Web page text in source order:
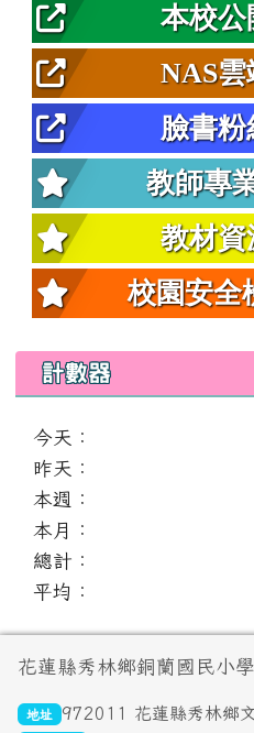
本校公
NAS
臉書
教師專
教材資
校園安全
計數器
今天：
昨天：
本週：
本月：
總計：
平均：
頁尾區域內容
花蓮縣秀林鄉銅蘭國民小學
地址 972011 花蓮縣秀林鄉